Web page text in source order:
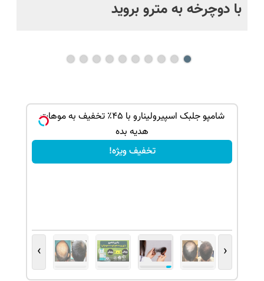
با دوچرخه به مترو بروید
شامپو جلبک اسپیرولینارو با ۴۵٪ تخفیف به موهات
هدیه بده
تخفیف ویژه!
‹
›